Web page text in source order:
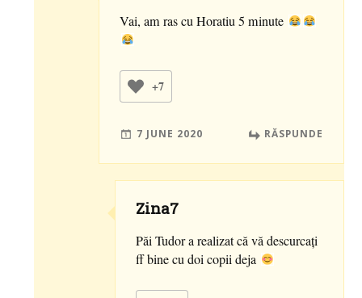
Vai, am ras cu Horatiu 5 minute
+7
7 JUNE 2020 RĂSPUNDE
Zina7
Păi Tudor a realizat că vă descurcați
ff bine cu doi copii deja